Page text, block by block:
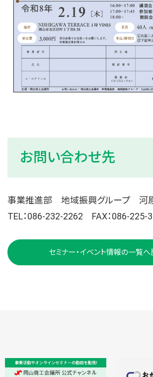
お問い合わせ先
事業推進部 地域振興グループ 河
TEL：086-232-2262 FAX：086-225-
セミナー・イベント情報の一覧へ